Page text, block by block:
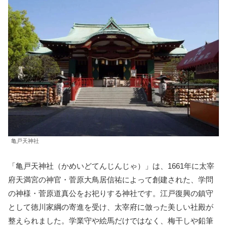
亀戸天神社
「亀戸天神社（かめいどてんじんじゃ）」は、1661年に太宰
府天満宮の神官・菅原大鳥居信祐によって創建された、学問
の神様・菅原道真公をお祀りする神社です。江戸復興の鎮守
として徳川家綱の寄進を受け、太宰府に倣った美しい社殿が
整えられました。学業守や絵馬だけではなく、梅干しや鉛筆